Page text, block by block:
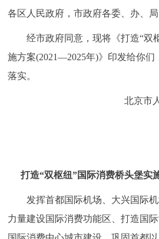
中介服务 阳光政务
政民互动
12345网上接诉即办
北京概况 十六区概览
绿色北京 图说北京
多语种
各区人民政府，市政府各委、办、局
经市政府同意，现将《打造“双
施方案(2021—2025年)》印发给你们
落实。
北京
打造“双枢纽”国际消费桥头堡实
发挥首都国际机场、大兴国际机
力量建设国际消费功能区、打造国